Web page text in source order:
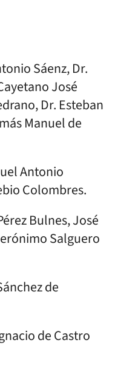
Sáenz, Dr.
José
Dr. Esteban
Manuel de
Antonio
Colombres.
Bulnes, José
Salguero
de
de Castro